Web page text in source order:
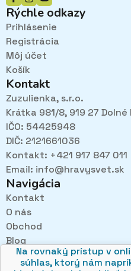
Pri návštevách
načúvame malým aj
v obchode páči najviac a
Na rovnaký prístup v
súhlas, ktorý nám
Rýchle odkazy
Prihlásenie
Registrácia
Môj účet
Košík
Kontakt
Zuzulienka, s.r.o.
Krátka 981/8, 919 27
IČO: 54425948
DIČ: 2121661036
Kontakt: +421 917 847 011
Email: info@hravysvet.sk
Navigácia
Kontakt
O nás
Obchod
Blog
Obchodné podmienky